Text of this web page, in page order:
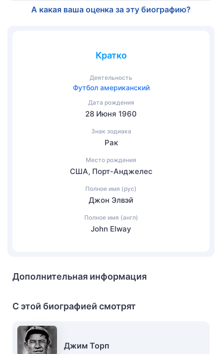
А какая ваша оценка за эту биографию?
Кратко
Деятельность
Футбол американский
Дата рождения
28 Июня 1960
Знак зодиака
Рак
Место рождения
США, Порт-Анджелес
Полное имя (рус)
Джон Элвэй
Полное имя (англ)
John Elway
Дополнительная информация
С этой биографией смотрят
Джим Торп